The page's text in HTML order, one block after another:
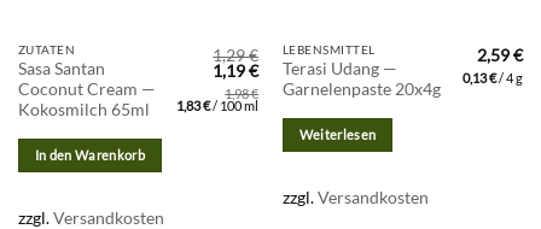
ZUTATEN
Sasa Santan
Coconut Cream —
Kokosmilch 65ml
1,29€
Ursprünglicher
Preis
war:
1,29 €
1,19€Aktueller
Preis
ist:
1,19 €.
1,98€
1,83€/ 100ml
In den Warenkorb
zzgl.Versandkosten
LEBENSMITTEL
Terasi Udang —
Garnelenpaste 20x4g
2,59€
0,13€/4g
Weiterlesen
zzgl.Versandkosten